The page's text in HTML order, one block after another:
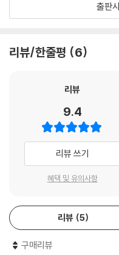
정원의 기타로로 불리는 저자가
어두움에 대한 긍정 - 조명 디자
‘기분 좋은 어두움’이 존재한
그것은 조명 계획의 실패라고
부심을 억제하고 따뜻한 조명
두움’은 밤의 주거 생활을 풍
로 인식할 수 있는 주택 환경이
이 향상될 것이다.
외관 조명이 만들어내는 아름다
주택의 외관 조명의 경우 문주
명 기구만 있으면 기본적으로
다. 다만 그와 동시에 이웃이
출판
리뷰/한줄평 6
리뷰
9.4
리뷰 쓰기
혜택 및 유의사항
리뷰 5
구매리뷰